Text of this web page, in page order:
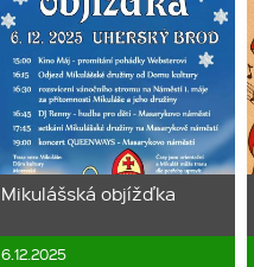
Mikulášská objížďka
6.12.2025